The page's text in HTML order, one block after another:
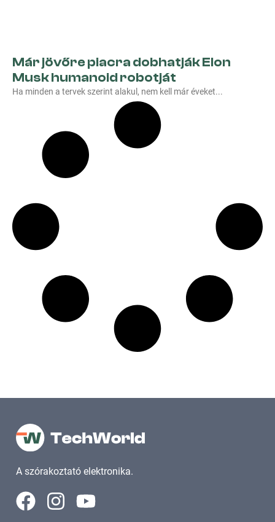
Már jövőre piacra dobhatják Elon
Musk humanoid robotját
Ha minden a tervek szerint alakul, nem kell már éveket
A szórakoztató elektronika.